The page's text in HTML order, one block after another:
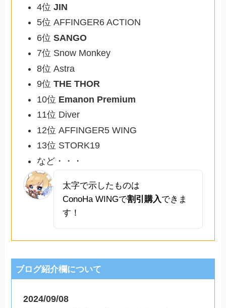
4位 JIN
5位 AFFINGER6 ACTION
6位 SANGO
7位 Snow Monkey
8位 Astra
9位 THE THOR
10位 Emanon Premium
11位 Diver
12位 AFFINGER5 WING
13位 STORK19
など・・・
太字で示したものは
ConoHa WINGで割引購入できま
す！
ブログ紹介欄について
2024/09/08